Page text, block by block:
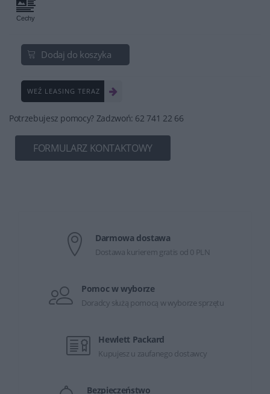
Dodaj do koszyka
WEŹ LEASING TERAZ
Potrzebujesz pomocy? Zadzwoń: 62 741 22 66
FORMULARZ KONTAKTOWY
Darmowa dostawa
Dostawa kurierem gratis od 0 PLN
Pomoc w wyborze
Doradcy służą pomocą w wyborze sprzętu
Hewlett Packard
Kupujesz u zaufanego dostawcy
Bezpieczeństwo